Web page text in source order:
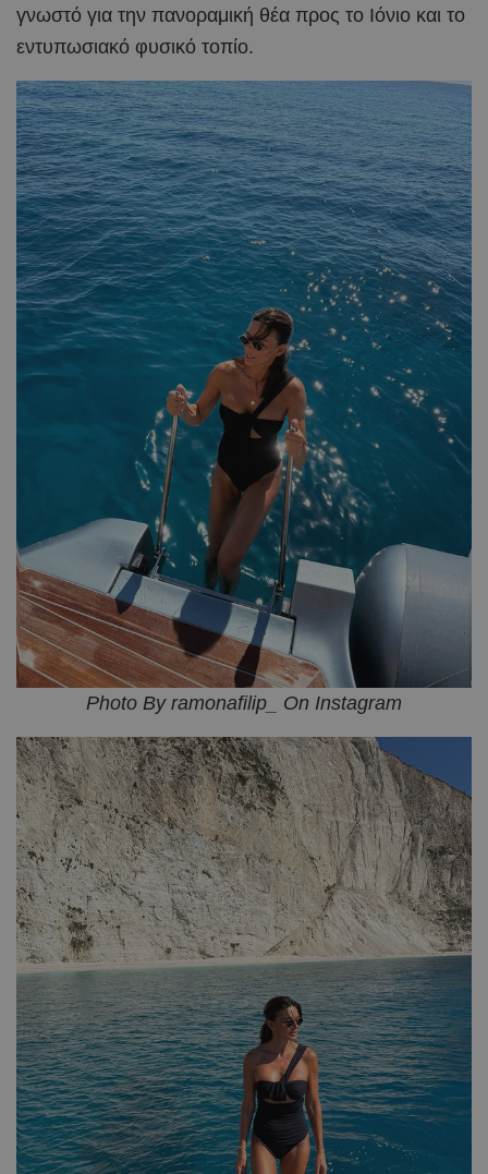
γνωστό για την πανοραμική θέα προς το Ιόνιο και το
εντυπωσιακό φυσικό τοπίο.
Photo By ramonafilip_ On Instagram